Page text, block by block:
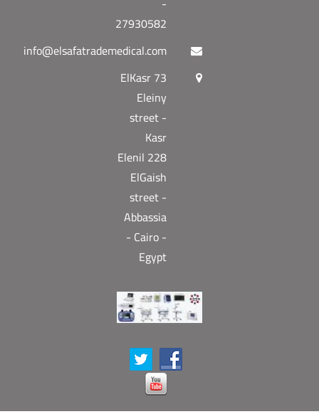
27930582
info@elsafatrademedical.com
73 ElKasr
Eleiny
street -
Kasr
Elenil 228
ElGaish
street -
Abbassia
- Cairo -
Egypt